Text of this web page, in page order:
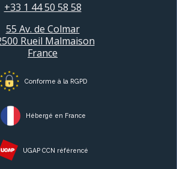
+33 1 44 50 58 58
55 Av. de Colmar
Rueil Malmaison
France
Conforme à la RGPD
Hébergé en France
UGAP CCN référencé